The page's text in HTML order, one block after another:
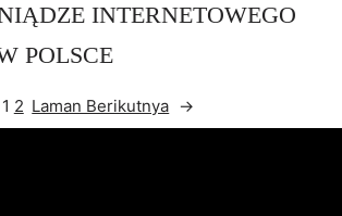
INTERNETOWEGO
POLSCE
1 2 Laman Berikutnya →